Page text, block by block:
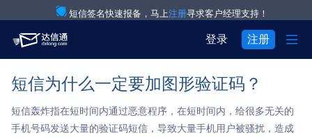
短信签名快速报备，马上注册寻求客户经理支持！
登录 注册 
产品与服务 
验证码通知短信
解决方案 
注册 登录
用户中心 
短信为什么一定要加图形验证码？
短信轰炸指在短时间内通过恶意程序，在短时间内，给很多无关的
手机号码发送大量的验证码短信，导致大量手机用户被骚扰，造成